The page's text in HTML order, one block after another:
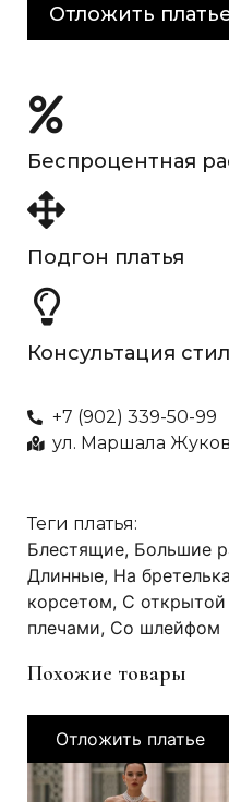
Отложить
Беспроцентная
Подгон платья
Консультация
+7 (902) 339-50-99
ул. Маршала
Теги платья:
Блестящие, Большие
Длинные, На
корсетом, С открытой
плечами, Со шлейфом
Похожие товары
Отложить платье